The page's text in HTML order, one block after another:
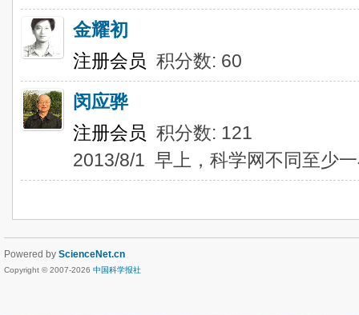
金耀初
注册会员 积分数: 60
闵应骅
注册会员 积分数: 121
2013/8/1 早上，科学网不同至少
Powered by ScienceNet.cn
Copyright © 2007-2026 中国科学报社